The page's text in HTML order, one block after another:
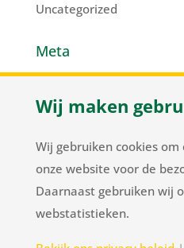
Uncategorized
Meta
Log in
Entries feed
WordPress.org
Wij maken
Wij gebruiken cookies
onze website voor de
Daarnaast gebruiken wij
webstatistieken.